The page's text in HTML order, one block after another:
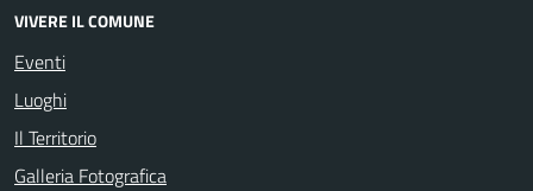
VIVERE IL COMUNE
Eventi
Luoghi
Il Territorio
Galleria Fotografica